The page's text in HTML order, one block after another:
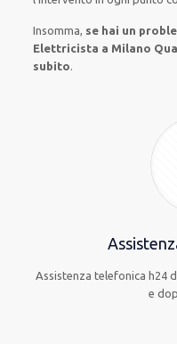
Insomma, se hai un
Elettricista a Milano
subito.
Assistenza telefonica h24
e